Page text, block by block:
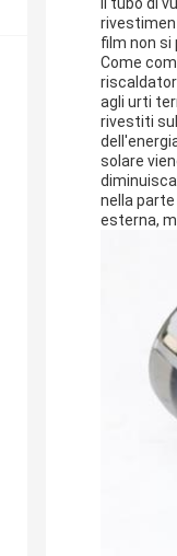
Il tubo di
film non si
Come
agli urti
rivestiti
solare
nella
esterna,